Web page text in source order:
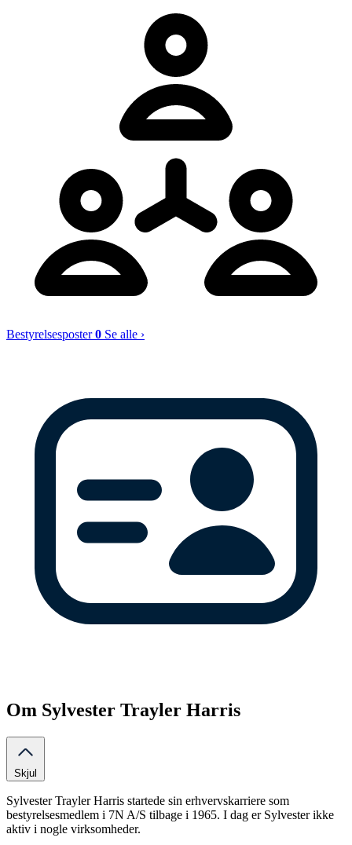
Bestyrelsesposter0 Se alle ›
Om Sylvester Trayler Harris
Skjul
Sylvester Trayler Harris startede sin erhvervskarriere som
bestyrelsesmedlem i 7N A/S tilbage i 1965. I dag er Sylvester ikke
aktiv i nogle virksomheder.